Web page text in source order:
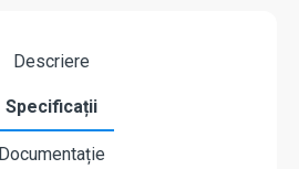
Descriere
Specificații
Documentație